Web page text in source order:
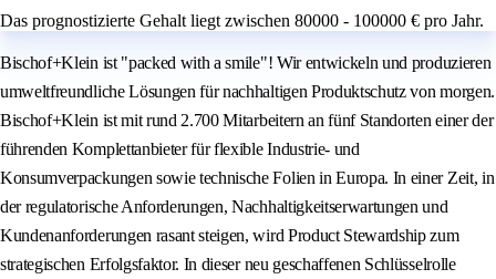
Das prognostizierte Gehalt liegt zwischen 80000 - 100000 € pro Jahr.
Bischof+Klein ist "packed with a smile"! Wir entwickeln und produzieren
umweltfreundliche Lösungen für nachhaltigen Produktschutz von morgen.
Bischof+Klein ist mit rund 2.700 Mitarbeitern an fünf Standorten einer der
führenden Komplettanbieter für flexible Industrie- und
Konsumverpackungen sowie technische Folien in Europa. In einer Zeit, in
der regulatorische Anforderungen, Nachhaltigkeitserwartungen und
Kundenanforderungen rasant steigen, wird Product Stewardship zum
strategischen Erfolgsfaktor. In dieser neu geschaffenen Schlüsselrolle